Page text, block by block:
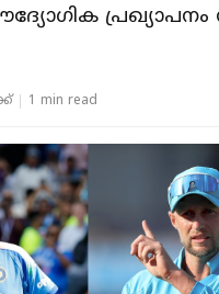
പ്രഖ്യാപനം
1 min read